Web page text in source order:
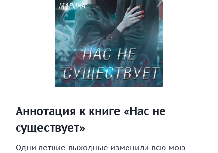
Аннотация к книге «Нас не
существует»
Одни летние выходные изменили всю мою